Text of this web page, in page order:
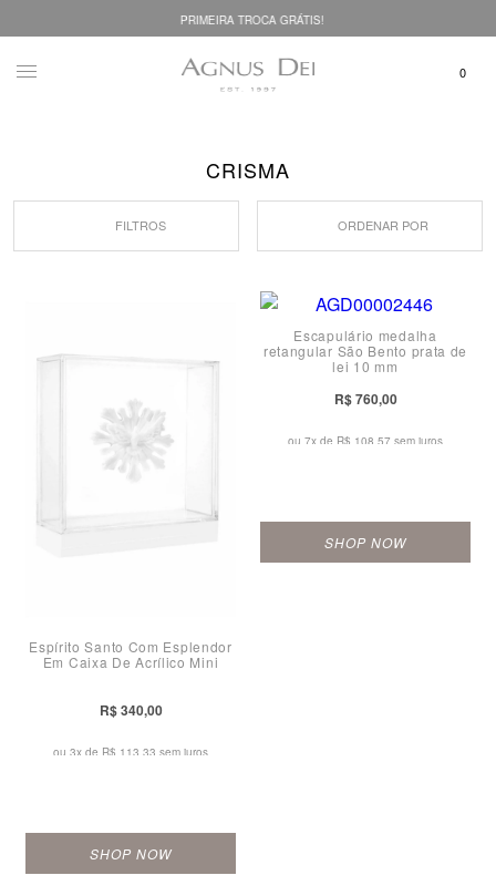
PRIMEIRA TROCA GRÁTIS!
CRISMA
FILTROS ORDENAR POR
Espírito Santo Com Esplendor
Em Caixa De Acrílico Mini
R$ 340,00
ou 3x de R$ 113,33 sem juros
SHOP NOW
Escapulário medalha
retangular São Bento prata de
lei 10 mm
R$ 760,00
ou 7x de R$ 108,57 sem juros
SHOP NOW